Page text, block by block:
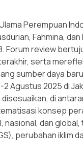
Perempuan
Fahmina,
Forum review
serta
sumber daya
Agustus 2025 di
di
konsep
nasional, dan
perubahan iklim